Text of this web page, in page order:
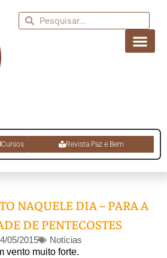
Cursos Revista Paz e Bem
NAQUELE DIA – PARA A
DE PENTECOSTES
05/2015
Notícias
vento muito forte.